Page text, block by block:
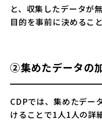
と、収集したデータが
目的を事前に決めるこ
②集めたデータの
CDPでは、集めたデー
けることで1人1人の詳